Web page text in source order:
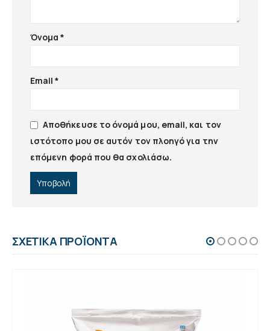
Όνομα*
Email*
Αποθήκευσε το όνομά μου, email, και τον
ιστότοπο μου σε αυτόν τον πλοηγό για την
επόμενη φορά που θα σχολιάσω.
ΣΧΕΤΙΚΆ ΠΡΟΪΌΝΤΑ